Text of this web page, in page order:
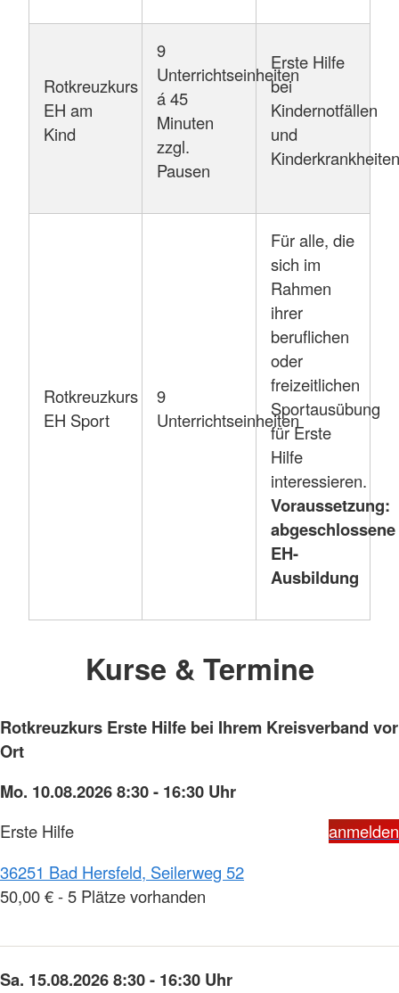
Rotkreuzkurs
EH am
Kind
9
Unterrichtseinheiten
á 45
Minuten
zzgl.
Pausen
Erste Hilfe
bei
Kindernotfällen
und
Kinderkrankheiten
Rotkreuzkurs
EH Sport
9
Unterrichtseinheiten
Für alle, die
sich im
Rahmen
ihrer
beruflichen
oder
freizeitlichen
Sportausübung
für Erste
Hilfe
interessieren.
Voraussetzung:
abgeschlossene
EH-
Ausbildung
Kurse & Termine
Rotkreuzkurs Erste Hilfe bei Ihrem Kreisverband vor
Ort
Mo. 10.08.2026 8:30 - 16:30 Uhr
Erste Hilfe
anmelden
36251 Bad Hersfeld, Seilerweg 52
50,00 € - 5 Plätze vorhanden
Sa. 15.08.2026 8:30 - 16:30 Uhr